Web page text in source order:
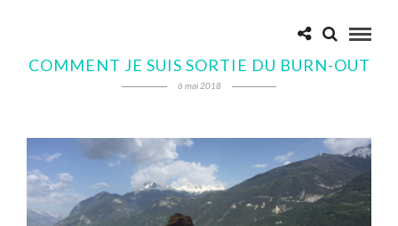
COMMENT JE SUIS SORTIE DU BURN-OUT
6 mai 2018